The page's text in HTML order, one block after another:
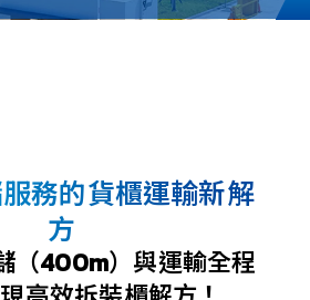
務的貨櫃運輸新解
方
（400m）與運輸全程